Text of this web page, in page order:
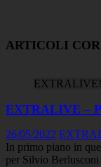
ARTICOLI
EXTRALIVE!
EXTRALIVE –
26/05/2022
In primo piano in
per Silvio